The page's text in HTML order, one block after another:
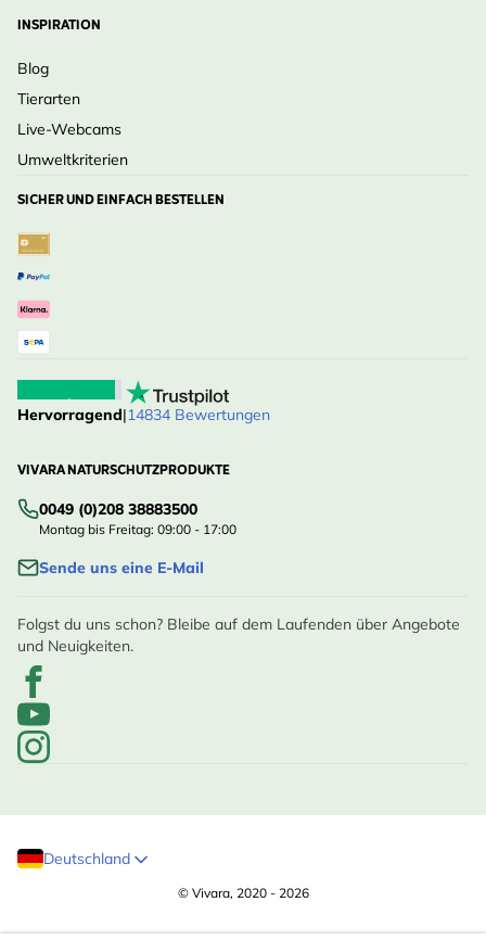
INSPIRATION
Blog
Tierarten
Live-Webcams
Umweltkriterien
SICHER UND EINFACH BESTELLEN
Hervorragend|14834 Bewertungen
VIVARA NATURSCHUTZPRODUKTE
0049 (0)208 38883500
Montag bis Freitag: 09:00 - 17:00
Sende uns eine E-Mail
Folgst du uns schon? Bleibe auf dem Laufenden über Angebote
und Neuigkeiten.
Deutschland
© Vivara, 2020 - 2026